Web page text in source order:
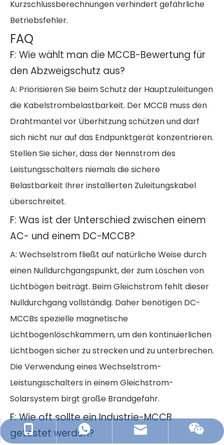
Kurzschlussberechnungen verhindert gefährliche
Betriebsfehler.
FAQ
F: Wie wählt man die MCCB-Bewertung für
den Abzweigschutz aus?
A: Priorisieren Sie beim Schutz der Hauptzuleitungen
die Kabelstrombelastbarkeit. Der MCCB muss den
Drahtmantel vor Überhitzung schützen und darf
sich nicht nur auf das Endpunktgerät konzentrieren.
Stellen Sie sicher, dass der Nennstrom des
Leistungsschalters niemals die sichere
Belastbarkeit Ihrer installierten Zuleitungskabel
überschreitet.
F: Was ist der Unterschied zwischen einem
AC- und einem DC-MCCB?
A: Wechselstrom fließt auf natürliche Weise durch
einen Nulldurchgangspunkt, der zum Löschen von
Lichtbögen beiträgt. Beim Gleichstrom fehlt dieser
Nulldurchgang vollständig. Daher benötigen DC-
MCCBs spezielle magnetische
Lichtbogenlöschkammern, um den kontinuierlichen
Lichtbogen sicher zu strecken und zu unterbrechen.
Die Verwendung eines Wechselstrom-
Leistungsschalters in einem Gleichstrom-
Solarsystem birgt große Brandgefahr.
F: Wie oft sollte ein Industrie-MCCB
getestet werden?+86-13868772115
+86-13868772115
ZJSLAC@hotmail.com